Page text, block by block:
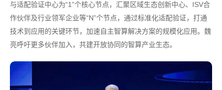
与适配验证中心为“1”个核心节点，汇聚区域生态创新中心、ISV合
作伙伴及行业领军企业等“N”个节点，通过标准化适配验证，打通
技术到应用的关键环节，加速自主智算解决方案的规模化应用。魏
亮呼吁更多伙伴加入，共建开放协同的智算产业生态。